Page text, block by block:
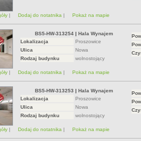
| Dodaj do notatnika | Pokaż na mapie
BS5-HW-313254| Hala Wynajem
Lokalizacja
Proszowice
Ulica
Nowa
Rodzaj budynku
wolnostojący
| Dodaj do notatnika | Pokaż na mapie
BS5-HW-313253 | Hala Wynajem
Lokalizacja
Proszowice
Ulica
Nowa
Rodzaj budynku
wolnostojący
| Dodaj do notatnika | Pokaż na mapie